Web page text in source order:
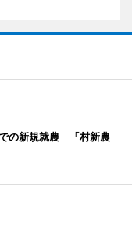
の新規就農 「村新農